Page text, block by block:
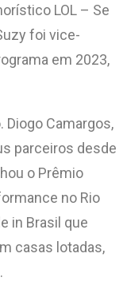
LOL – Se
foi vice-
em 2023,
Diogo Camargos,
parceiros desde
o Prêmio
no Rio
in Brasil que
casas lotadas,